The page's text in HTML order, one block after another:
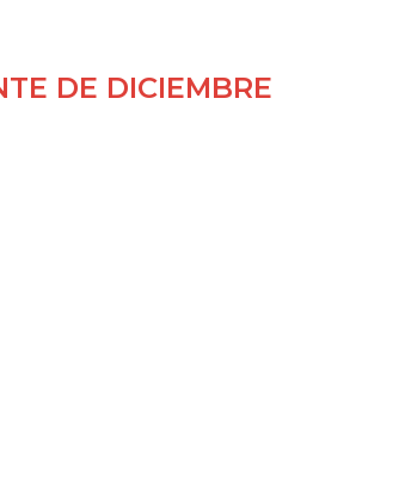
DE DICIEMBRE